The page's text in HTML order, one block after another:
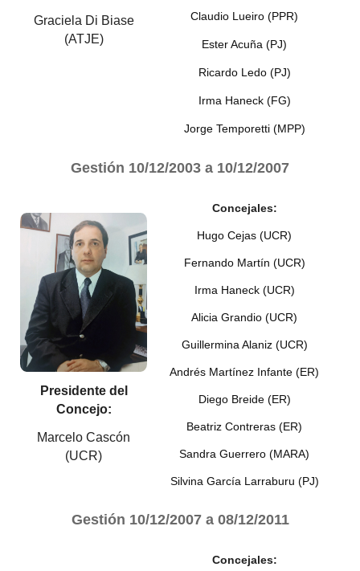
Graciela Di Biase
(ATJE)
Claudio Lueiro (PPR)
Ester Acuña (PJ)
Ricardo Ledo (PJ)
Irma Haneck (FG)
Jorge Temporetti (MPP)
Gestión 10/12/2003 a 10/12/2007
Presidente del
Concejo:
Marcelo Cascón
(UCR)
Concejales:
Hugo Cejas (UCR)
Fernando Martín (UCR)
Irma Haneck (UCR)
Alicia Grandio (UCR)
Guillermina Alaniz (UCR)
Andrés Martínez Infante (ER)
Diego Breide (ER)
Beatriz Contreras (ER)
Sandra Guerrero (MARA)
Silvina García Larraburu (PJ)
Gestión 10/12/2007 a 08/12/2011
Concejales: